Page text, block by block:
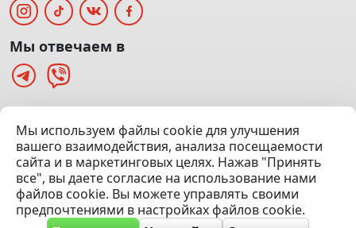
(Офис: 5 этаж | Осмотр авто: 5 этаж)
Посмотреть на карте
© 2020 — 2026 VION.BY — Продажа, выкуп и обмен | УНП
192961100 |Эвакуатор Минск
Мы используем файлы cookie для улучшения
вашего взаимодействия, анализа посещаемости
сайта и в маркетинговых целях. Нажав "Принять
все", вы даете согласие на использование нами
файлов cookie. Вы можете управлять своими
предпочтениями в настройках файлов cookie.
Мы отвечаем в